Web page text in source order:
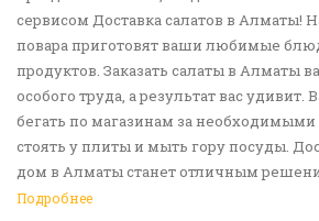
сервисом Доставка салатов в Алматы!
повара приготовят ваши любимые
продуктов. Заказать салаты в Алматы
особого труда, а результат вас удивит.
бегать по магазинам за
стоять у плиты и мыть гору посуды.
дом в Алматы станет отличным
родных, друзей. Ведь мы сами берем
Подробнее